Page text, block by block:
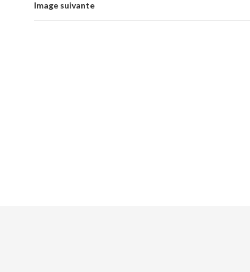
Image suivante